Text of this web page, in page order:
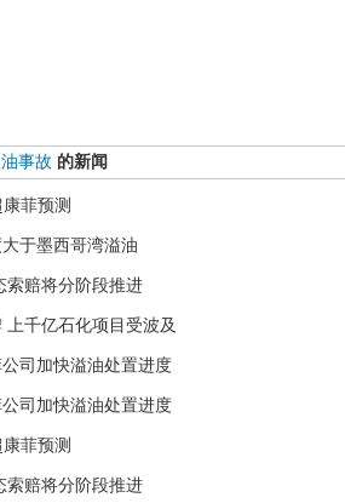
事故 的新闻
菲预测
于墨西哥湾溢油
索赔将分阶段推进
上千亿石化项目受波及
司加快溢油处置进度
司加快溢油处置进度
菲预测
索赔将分阶段推进